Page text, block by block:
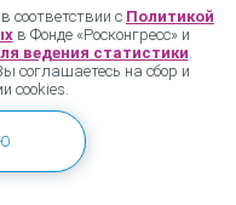
организации
соответствии с Политикой
в Фонде «Росконгресс» и
ведения статистики.
соглашаетесь на сбор и
cookies.